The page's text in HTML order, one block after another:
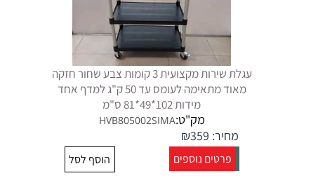
עגלת שירות מקצועית 3 קומות צבע שחור חזקה
מאוד מתאימה לעומס עד 50 ק"ג למדף אחד
מידות 102*49*81 ס"מ
מק"ט:HVB805002SIMA
מחיר: ₪359
פרטים נוספים הוסף לסל